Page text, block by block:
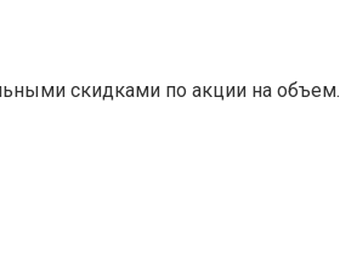
скидками по акции на объем.